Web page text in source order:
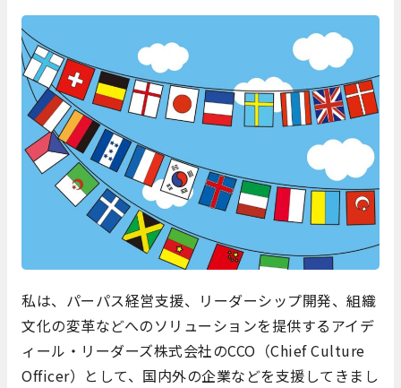
私は、パーパス経営支援、リーダーシップ開発、組織
文化の変革などへのソリューションを提供するアイデ
ィール・リーダーズ株式会社のCCO（Chief Culture
Officer）として、国内外の企業などを支援してきまし